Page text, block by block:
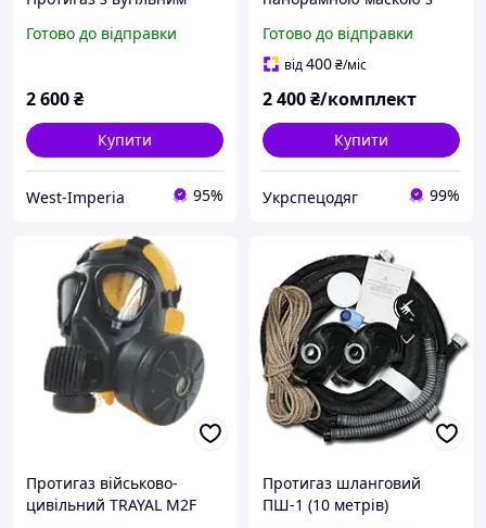
Готово до відправки
2 600₴
Купити
West-Imperia 95%
Готово до відправки
від400₴/міс
2 400₴/комплект
Купити
Укрспецодяг 99%
Протигаз військово-
цивільний TRAYAL М2F
Протигаз шланговий
ПШ-1 (10 метрів)